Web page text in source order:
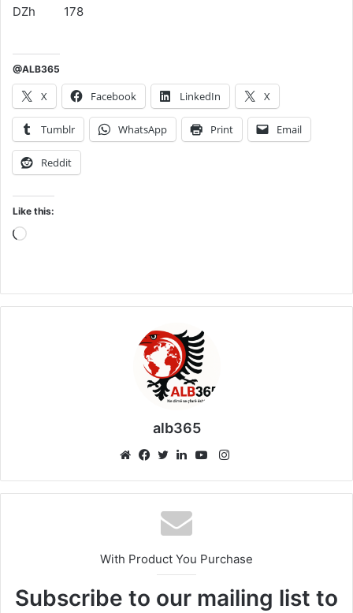
DZh 178
@ALB365
X Facebook LinkedIn X
Tumblr WhatsApp Print Email
Reddit
Like this:
Loading…
alb365
Instagram
With Product You Purchase
Subscribe to our mailing list to